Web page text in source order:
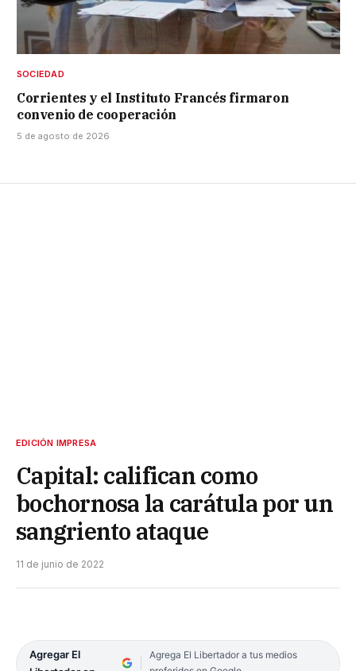
SOCIEDAD
Corrientes y el Instituto Francés firmaron
convenio de cooperación
5 de agosto de 2026
EDICIÓN IMPRESA
Capital: califican como
bochornosa la carátula por un
sangriento ataque
11 de junio de 2022
Agregar El
Agrega El Libertador a tus medios